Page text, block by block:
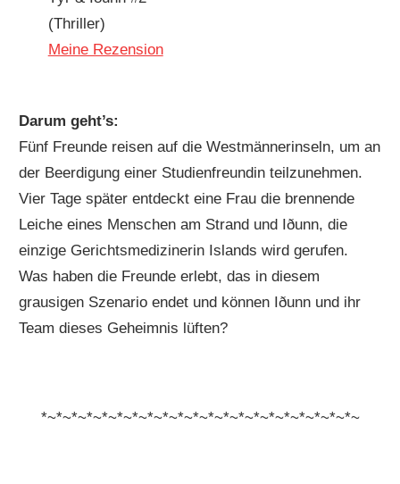
(Thriller)
Meine Rezension
Darum geht’s:
Fünf Freunde reisen auf die Westmännerinseln, um an
der Beerdigung einer Studienfreundin teilzunehmen.
Vier Tage später entdeckt eine Frau die brennende
Leiche eines Menschen am Strand und Iðunn, die
einzige Gerichtsmedizinerin Islands wird gerufen.
Was haben die Freunde erlebt, das in diesem
grausigen Szenario endet und können Iðunn und ihr
Team dieses Geheimnis lüften?
*~*~*~*~*~*~*~*~*~*~*~*~*~*~*~*~*~*~*~*~*~